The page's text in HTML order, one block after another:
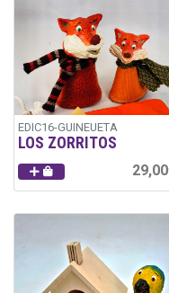
EDIC16-GUINEUETA
LOS ZORRITOS